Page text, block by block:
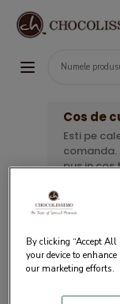
Cos de
Esti pe
comanda.
pus in
ziua in
By clicking “Accept All
your device to
our marketing efforts.